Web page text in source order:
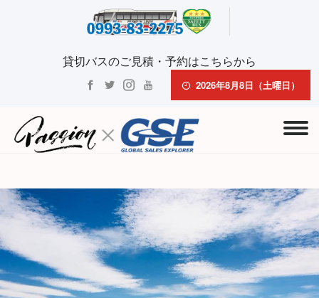
貸切バスのご見積・予約はこちらから
2026年8月8日（土曜日）